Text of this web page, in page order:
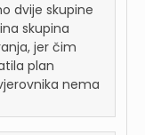
dvije skupine
skupina
jer čim
plan
nema